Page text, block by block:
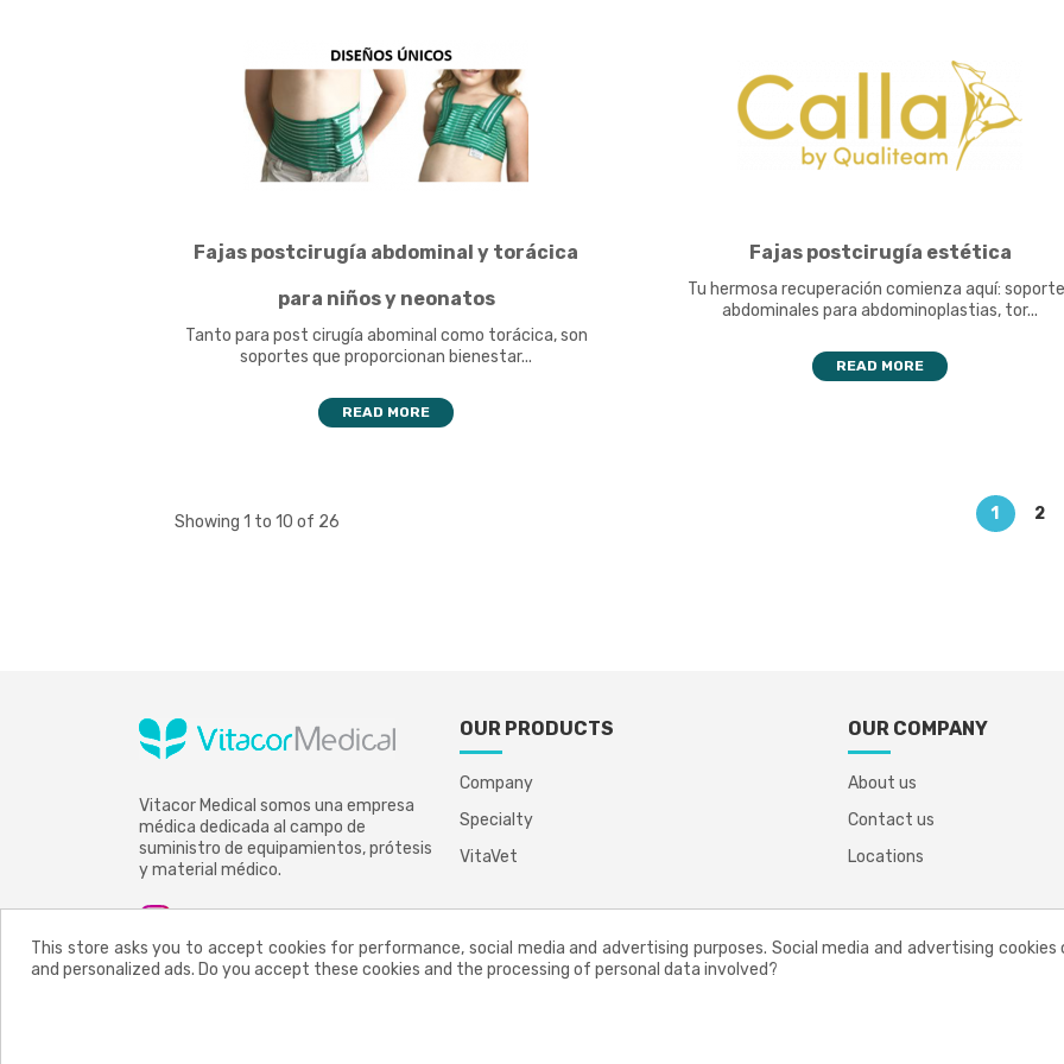
Fajas postcirugía abdominal y torácica
para niños y neonatos
Tanto para post cirugía abominal como torácica, son
soportes que proporcionan bienestar...
READ MORE
Fajas postcirugía estética
Tu hermosa recuperación comienza aquí:
abdominales para abdominoplastias, tor...
READ MORE
Showing 1 to 10 of 26 1 2
Vitacor Medical somos una empresa
médica dedicada al campo de
suministro de equipamientos, prótesis
y material médico.
OUR PRODUCTS
Company
Specialty
VitaVet
OUR COMPANY
About us
Contact us
Locations
This store asks you to accept cookies for performance, social media and advertising purposes. Social media and advertising
and personalized ads. Do you accept these cookies and the processing of personal data involved?